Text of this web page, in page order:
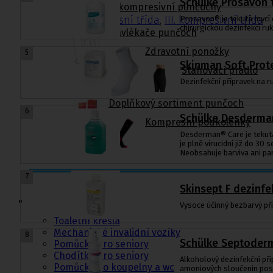
Zdravotní kompresivní punčochy
II. kompresní třída, III. kompresivní třída
Navlékače punčoch
Zdravotní ponožky
Stahovací prádlo
Doplňkový sortiment punčoch
Kompresní podkolenky
Pomůcky pro
Toaletní křesla
Mechanické invalidní vozíky
Pomůcky pro seniory
Chodítka pro seniory
Pomůcky do koupelny a wc
Prosavon® je tekutá mycí
chirurgickou dezinfekcí
5
Skinman Soft
Dezinfekční přípravek na
6
Schülke
Desderman® Care je
je plně virucidní již do 30
Neobsahuje barviva ani
7
Skinsept F
Vysoce účinný bezbarvý
8
Schülke
Alkoholový dezinfekční
amoniových sloučenin